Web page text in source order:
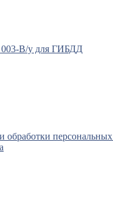
003-В/у для ГИБДД
обработки